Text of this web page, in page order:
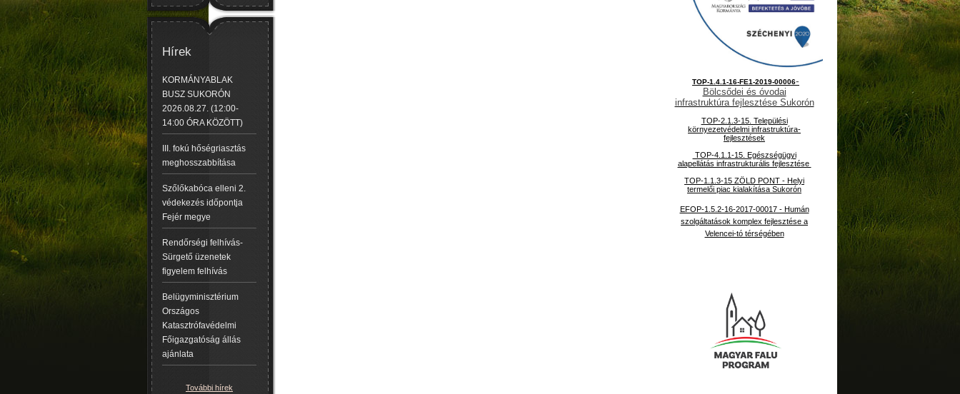
Hírek
KORMÁNYABLAK
BUSZ SUKORÓN
2026.08.27. (12:00-
14:00 ÓRA KÖZÖTT)
III. fokú hőségriasztás
meghosszabbítása
Szőlőkabóca elleni 2.
védekezés időpontja
Fejér megye
Rendőrségi felhívás-
Sürgető üzenetek
figyelem felhívás
Belügyminisztérium
Országos
Katasztrófavédelmi
Főigazgatóság állás
ajánlata
További hírek
TOP-1.4.1-16-FE1-2019-00006-
Bölcsődei és óvodai
infrastruktúra fejlesztése Sukorón
TOP-2.1.3-15. Települési
környezetvédelmi infrastruktúra-
fejlesztések
TOP-4.1.1-15. Egészségügyi
alapellátás infrastrukturális fejlesztése
TOP-1.1.3-15 ZÖLD PONT - Helyi
termelői piac kialakítása Sukorón
EFOP-1.5.2-16-2017-00017 - Humán
szolgáltatások komplex fejlesztése a
Velencei-tó térségében